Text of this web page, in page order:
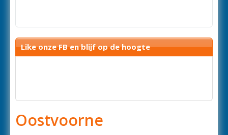
Like onze FB en blijf op de hoogte
Oostvoorne